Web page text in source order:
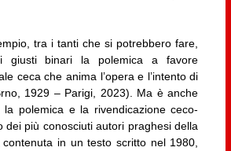
tra i tanti che si potrebbero fare,
giusti binari la polemica a favore
ceca che anima l’opera e l’intento di
1929 – Parigi, 2023). Ma è anche
polemica e la rivendicazione ceco-
dei più conosciuti autori praghesi della
in un testo scritto nel 1980,